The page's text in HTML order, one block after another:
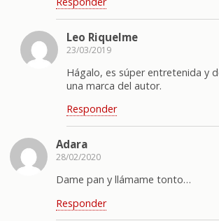
Leo Riquelme
23/03/2019
Hágalo, es súper entretenida y
una marca del autor.
Responder
Adara
28/02/2020
Dame pan y llámame tonto…
Responder